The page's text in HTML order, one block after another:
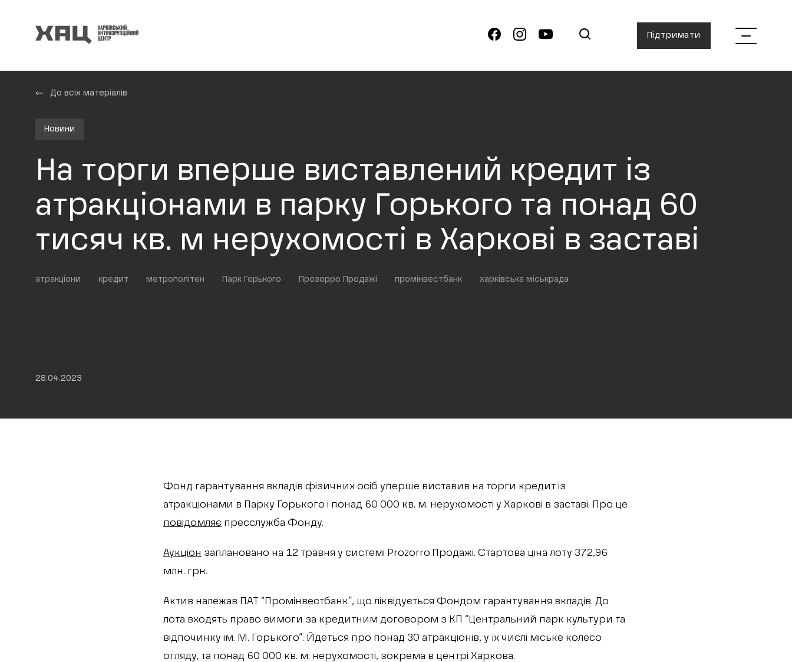
Підтримати
До всіх матеріалів
Новини
На торги вперше виставлений кредит із
атракціонами в парку Горького та понад 60
тисяч кв. м нерухомості в Харкові в заставі
атракціони кредит метрополітен Парк Горького Прозорро Продажі промінвестбанк харківська міськрада
28.04.2023
Фонд гарантування вкладів фізичних осіб уперше виставив на торги кредит із
атракціонами в Парку Горького і понад 60 000 кв. м. нерухомості у Харкові в заставі. Про це
повідомляє пресслужба Фонду.
Аукціон заплановано на 12 травня у системі Prozorro.Продажі. Стартова ціна лоту 372,96
млн. грн.
Актив належав ПАТ “Промінвестбанк”, що ліквідується Фондом гарантування вкладів. До
лота входять право вимоги за кредитним договором з КП “Центральний парк культури та
відпочинку ім. М. Горького”. Йдеться про понад 30 атракціонів, у їх числі міське колесо
огляду, та понад 60 000 кв. м. нерухомості, зокрема в центрі Харкова.